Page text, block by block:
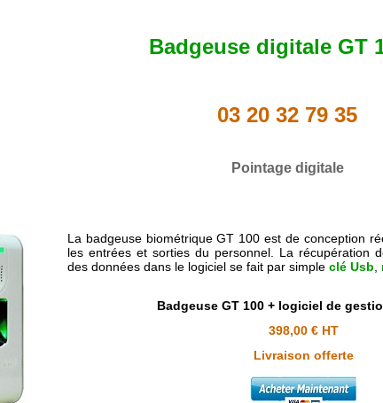
Badgeuse digitale GT
03 20 32 79 35
Pointage digitale
La badgeuse biométrique GT 100 est de conception
les entrées et sorties du personnel. La récupération
des données dans le logiciel se fait par simple clé Usb
Badgeuse GT 100 + logiciel de
398,00 € HT
Livraison offerte